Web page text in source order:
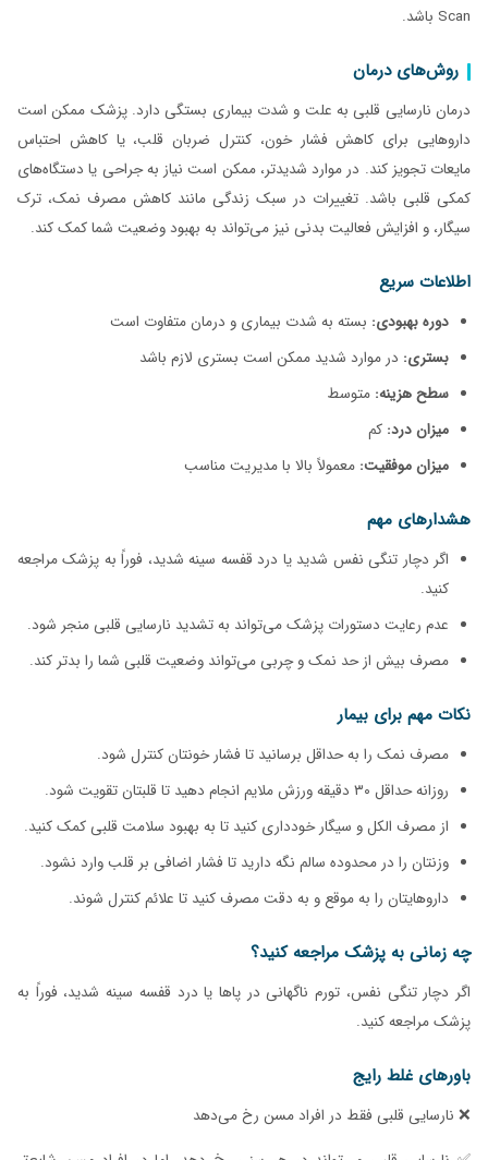
Scan باشد.
روش‌های درمان
درمان نارسایی قلبی به علت و شدت بیماری بستگی دارد. پزشک ممکن است
داروهایی برای کاهش فشار خون، کنترل ضربان قلب، یا کاهش احتباس
مایعات تجویز کند. در موارد شدیدتر، ممکن است نیاز به جراحی یا دستگاه‌های
کمکی قلبی باشد. تغییرات در سبک زندگی مانند کاهش مصرف نمک، ترک
سیگار، و افزایش فعالیت بدنی نیز می‌تواند به بهبود وضعیت شما کمک کند.
اطلاعات سریع
دوره بهبودی: بسته به شدت بیماری و درمان متفاوت است
بستری: در موارد شدید ممکن است بستری لازم باشد
سطح هزینه: متوسط
میزان درد: کم
میزان موفقیت: معمولاً بالا با مدیریت مناسب
هشدارهای مهم
اگر دچار تنگی نفس شدید یا درد قفسه سینه شدید، فوراً به پزشک مراجعه
کنید.
عدم رعایت دستورات پزشک می‌تواند به تشدید نارسایی قلبی منجر شود.
مصرف بیش از حد نمک و چربی می‌تواند وضعیت قلبی شما را بدتر کند.
نکات مهم برای بیمار
مصرف نمک را به حداقل برسانید تا فشار خونتان کنترل شود.
روزانه حداقل ۳۰ دقیقه ورزش ملایم انجام دهید تا قلبتان تقویت شود.
از مصرف الکل و سیگار خودداری کنید تا به بهبود سلامت قلبی کمک کنید.
وزنتان را در محدوده سالم نگه دارید تا فشار اضافی بر قلب وارد نشود.
داروهایتان را به موقع و به دقت مصرف کنید تا علائم کنترل شوند.
چه زمانی به پزشک مراجعه کنید؟
اگر دچار تنگی نفس، تورم ناگهانی در پاها یا درد قفسه سینه شدید، فوراً به
پزشک مراجعه کنید.
باورهای غلط رایج
❌ نارسایی قلبی فقط در افراد مسن رخ می‌دهد